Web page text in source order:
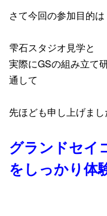
さて今回の参加目的は
雫石スタジオ見学と
実際にGSの組み立て
通して
先ほども申し上げまし
グランドセイ
をしっかり体